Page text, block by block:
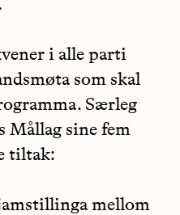
i alle parti
som skal
Særleg
Mållag sine fem
tiltak:
mellom